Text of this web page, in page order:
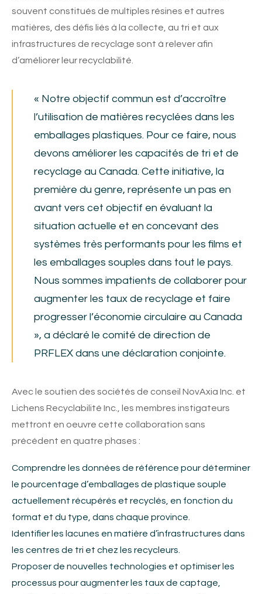
souvent constitués de multiples résines et autres
matières, des défis liés à la collecte, au tri et aux
infrastructures de recyclage sont à relever afin
d’améliorer leur recyclabilité.
« Notre objectif commun est d’accroître
l’utilisation de matières recyclées dans les
emballages plastiques. Pour ce faire, nous
devons améliorer les capacités de tri et de
recyclage au Canada. Cette initiative, la
première du genre, représente un pas en
avant vers cet objectif en évaluant la
situation actuelle et en concevant des
systèmes très performants pour les films et
les emballages souples dans tout le pays.
Nous sommes impatients de collaborer pour
augmenter les taux de recyclage et faire
progresser l’économie circulaire au Canada
», a déclaré le comité de direction de
PRFLEX dans une déclaration conjointe.
Avec le soutien des sociétés de conseil NovAxia Inc. et
Lichens Recyclabilité Inc., les membres instigateurs
mettront en oeuvre cette collaboration sans
précédent en quatre phases :
Comprendre les données de référence pour déterminer
le pourcentage d’emballages de plastique souple
actuellement récupérés et recyclés, en fonction du
format et du type, dans chaque province.
Identifier les lacunes en matière d’infrastructures dans
les centres de tri et chez les recycleurs.
Proposer de nouvelles technologies et optimiser les
processus pour augmenter les taux de captage,